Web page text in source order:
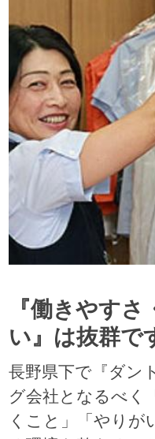
『働きやす
い』は抜群で
長野県下で『ダン
グ会社となるべく
くこと」「やりが